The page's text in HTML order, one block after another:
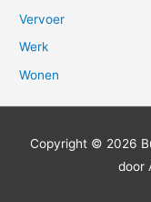
Vervoer
Werk
Wonen
Copyright © 2026
door